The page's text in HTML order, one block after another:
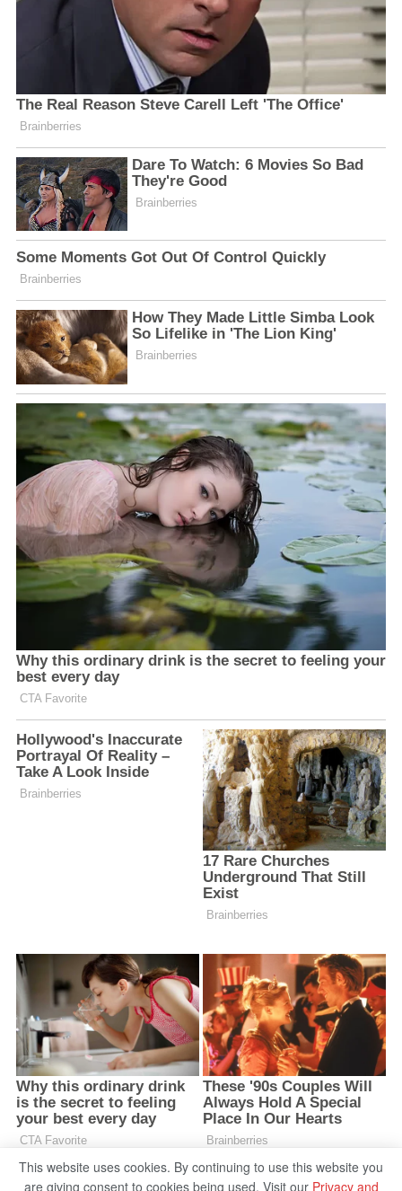
This website uses cookies. By continuing to use this website you
are giving consent to cookies being used. Visit our Privacy and